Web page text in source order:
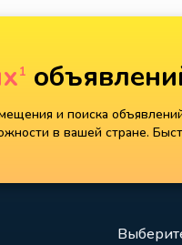
1
и поиска
в вашей стране.